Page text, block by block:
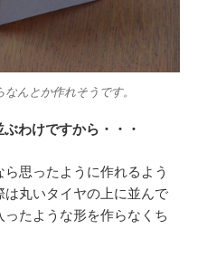
んとか作れそうです。
わけですから・・・
思ったように作れるよう
丸いタイヤの上に並んで
たような形を作らなくち